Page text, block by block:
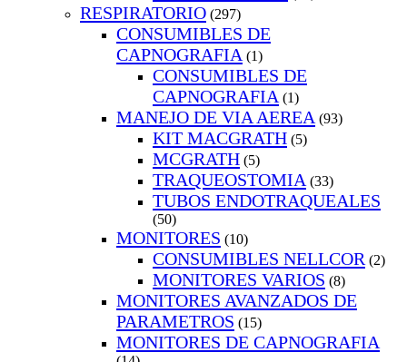
RESPIRATORIO (297)
CONSUMIBLES DE
CAPNOGRAFIA (1)
CONSUMIBLES DE
CAPNOGRAFIA (1)
MANEJO DE VIA AEREA (93)
KIT MACGRATH (5)
MCGRATH (5)
TRAQUEOSTOMIA (33)
TUBOS ENDOTRAQUEALES
(50)
MONITORES (10)
CONSUMIBLES NELLCOR (2)
MONITORES VARIOS (8)
MONITORES AVANZADOS DE
PARAMETROS (15)
MONITORES DE CAPNOGRAFIA